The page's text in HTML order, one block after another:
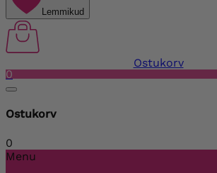
Lemmikud
Ostukorv
0
Ostukorv
0
Menu